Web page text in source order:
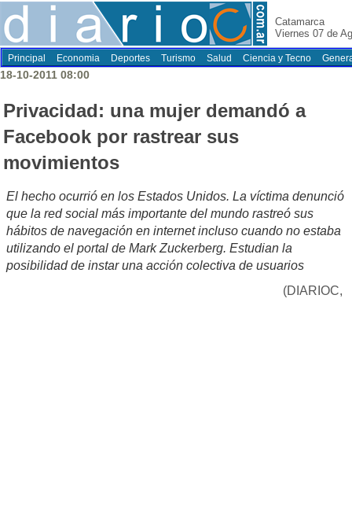
Catamarca
Viernes 07 de
Principal Economia Deportes Turismo Salud Ciencia y Tecno
18-10-2011 08:00
Privacidad: una mujer demandó a
Facebook por rastrear sus
movimientos
El hecho ocurrió en los Estados Unidos. La víctima denunció
que la red social más importante del mundo rastreó sus
hábitos de navegación en internet incluso cuando no estaba
utilizando el portal de Mark Zuckerberg. Estudian la
posibilidad de instar una acción colectiva de usuarios
(DIARIOC,